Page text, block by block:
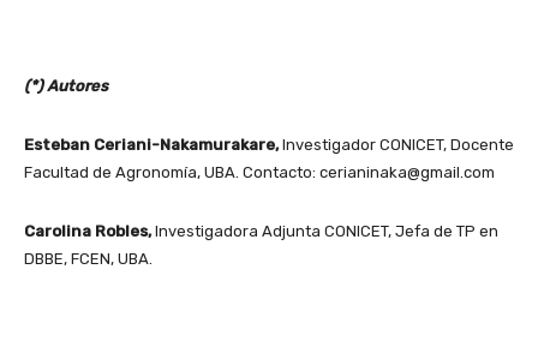
(*) Autores
Esteban Ceriani-Nakamurakare,Investigador CONICET, Docente
Facultad de Agronomía, UBA. Contacto: cerianinaka@gmail.com
Carolina Robles,Investigadora Adjunta CONICET, Jefa de TP en
DBBE, FCEN, UBA.